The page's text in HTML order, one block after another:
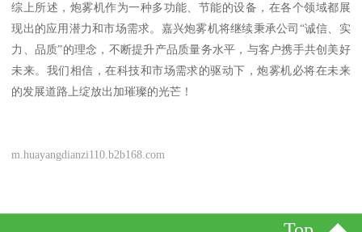
综上所述，炮雾机作为一种多功能、节能的设备，在各个领域都展
现出的应用潜力和市场需求。嘉兴炮雾机将继续秉承公司“诚信、实
力、品质”的理念，不断提升产品质量务水平，与客户携手共创美好
未来。我们相信，在科技和市场需求的驱动下，炮雾机必将在未来
的发展道路上绽放出加璀璨的光芒！
m.huayangdianzi110.b2b168.com